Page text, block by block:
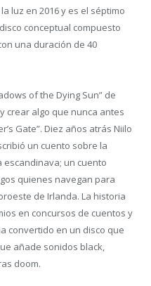
luz en 2016 y es el séptimo
conceptual compuesto
una duración de 40
of the Dying Sun” de
crear algo que nunca antes
Gate”. Diez años atrás Niilo
un cuento sobre la
escandinava; un cuento
quienes navegan para
de Irlanda. La historia
en concursos de cuentos y
convertido en un disco que
añade sonidos black,
doom.